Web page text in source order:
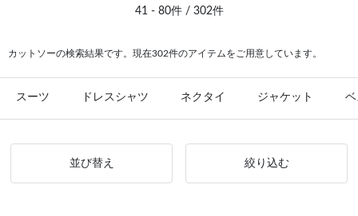
41 - 80件 / 302件
カットソーの検索結果です。現在302件のアイテムをご用意しています。
スーツ ドレスシャツ ネクタイ ジャケット
並び替え 絞り込む